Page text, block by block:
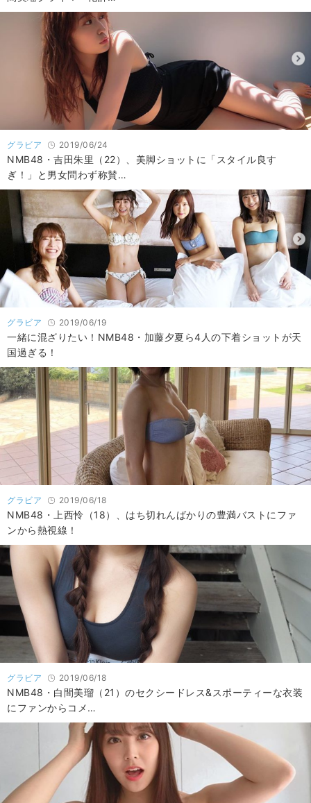
グラビア 2019/06/24
NMB48・吉田朱里（22）、美脚ショットに「スタイル良す
ぎ！」と男女問わず称賛…
グラビア 2019/06/19
一緒に混ざりたい！NMB48・加藤夕夏ら4人の下着ショットが天
国過ぎる！
グラビア 2019/06/18
NMB48・上西怜（18）、はち切れんばかりの豊満バストにファ
ンから熱視線！
グラビア 2019/06/18
NMB48・白間美瑠（21）のセクシードレス&スポーティーな衣装
にファンからコメ…